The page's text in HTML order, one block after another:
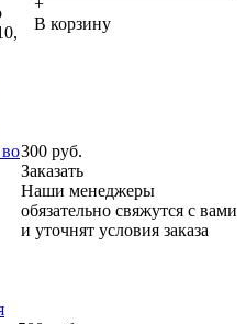
В корзину
300 руб.
Заказать
Наши менеджеры
обязательно свяжутся с вами
и уточнят условия заказа